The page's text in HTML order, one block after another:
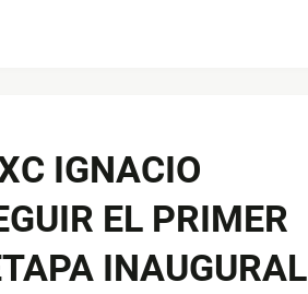
IGNACIO
EL PRIMER
INAUGURAL